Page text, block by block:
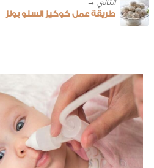
طريقة عمل كوكيز السنو بولز